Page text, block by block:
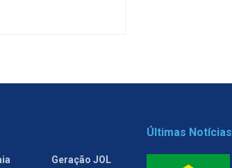
Geração JOL
Últimas Notícias